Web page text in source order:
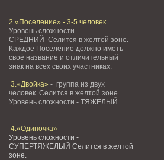
2.«Поселение» - 3-5 человек.
Уровень сложности -
СРЕДНИЙ Селится в желтой зоне.
Каждое Поселение должно иметь
своё название и отличительный
знак на всех своих участниках.
3.«Двойка» - группа из двух
человек. Селится в желтой зоне.
Уровень сложности - ТЯЖЁЛЫЙ
4.«Одиночка»
Уровень сложности -
СУПЕРТЯЖЕЛЫЙ Селится в желтой
зоне.